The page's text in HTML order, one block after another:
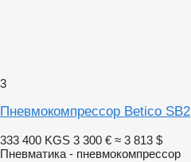
3
Пневмокомпрессор Betico SB2
333 400 KGS 3 300 € ≈ 3 813 $
Пневматика - пневмокомпрессор